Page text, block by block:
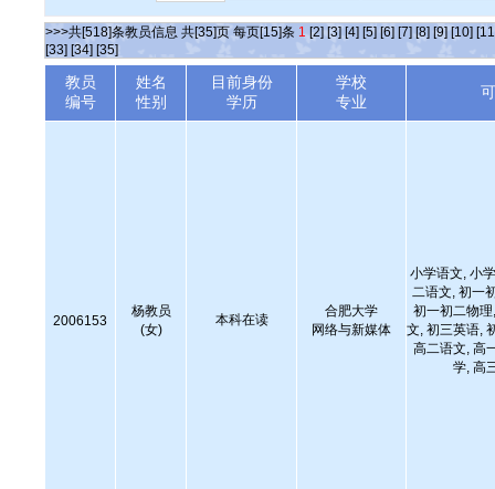
>>>共[518]条教员信息 共[35]页 每页[15]条 1 [2] [3] [4] [5] [6] [7] [8] [9] [10]
[33] [34] [35]
教员
编号
姓名
性别
目前身份
学历
学校
专业
2006153
杨教员
(女)
本科在读
合肥大学
网络与新媒体
小学语文, 小
二语文, 初一
初一初二物
文, 初三英语,
高二语文, 高
学, 高